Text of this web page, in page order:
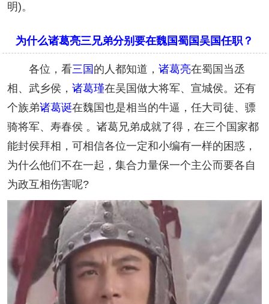
明)。
为什么诸葛亮三兄弟分别要在魏国蜀国吴国任职？
各位，看三国 的人都知道， 诸葛亮在蜀国当丞
相、武乡侯， 诸葛瑾在吴国做大将军、宣城侯。还有
个族弟诸葛诞在魏国也是相当的牛逼，任大司徒、骠
骑将军、寿春侯 。诸葛兄弟成就了得，在三个国家都
能封侯拜相，可相信各位一定和小编有一样的困惑，
为什么他们不在一起，集合力量保一个主公而要各自
为政互相伤害呢?